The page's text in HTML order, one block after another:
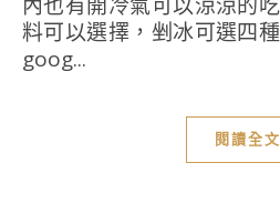
料可以選擇，剉冰可選四
goog...
閱讀全文